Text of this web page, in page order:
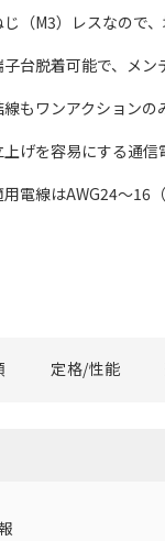
じ（M3）レスなので
子台脱着可能で、メ
線もワンアクション
上げを容易にする通
用電線はAWG24～16
定格/性能